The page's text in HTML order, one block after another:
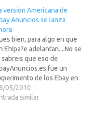
version Americana de
Anuncios se lanza
bien, para algo en que
Eh!pa?e adelantan....No se
sabreis que eso de
fue un
de los Ebay en
ver si funcionaba y
por donde parece ser
05/2010
similar